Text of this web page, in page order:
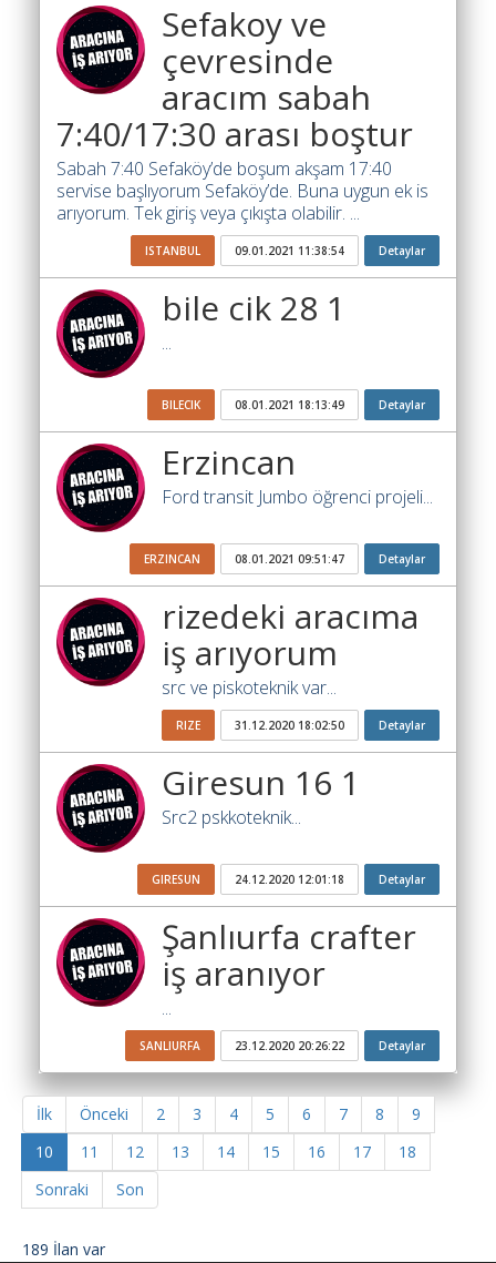
İlanlar
Söför
Arayanlar
arayanlar
olup
arayanlar
Aracına
Katsayısı
Ajandam
Hakkımızda
İletişim
Sefakoy ve
çevresinde
aracım sabah
7:40/17:30 arası boştur
Sabah 7:40 Sefaköy’de boşum akşam 17:40
servise başlıyorum Sefaköy’de. Buna uygun ek is
arıyorum. Tek giriş veya çıkışta olabilir. ...
ISTANBUL 09.01.2021 11:38:54 Detaylar
bile cik 28 1
...
BILECIK 08.01.2021 18:13:49 Detaylar
Erzincan
Ford transit Jumbo öğrenci projeli...
ERZINCAN 08.01.2021 09:51:47 Detaylar
rizedeki aracıma
iş arıyorum
src ve piskoteknik var...
RIZE 31.12.2020 18:02:50 Detaylar
Giresun 16 1
Src2 pskkoteknik...
GIRESUN 24.12.2020 12:01:18 Detaylar
Şanlıurfa crafter
iş aranıyor
...
SANLIURFA 23.12.2020 20:26:22 Detaylar
İlk Önceki 2 3 4 5 6 7 8
9
10
11 12 13 14 15 16 17
18
Sonraki
Son
189 İlan var